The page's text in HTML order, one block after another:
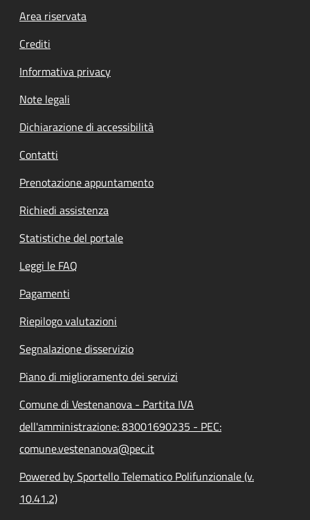
Footer menu
Area riservata
Crediti
Informativa privacy
Note legali
Dichiarazione di accessibilità
Contatti
Prenotazione appuntamento
Richiedi assistenza
Statistiche del portale
Leggi le FAQ
Pagamenti
Riepilogo valutazioni
Segnalazione disservizio
Piano di miglioramento dei servizi
Comune di Vestenanova - Partita IVA
dell'amministrazione: 83001690235 - PEC:
comune.vestenanova@pec.it
Powered by Sportello Telematico Polifunzionale (v.
10.41.2)